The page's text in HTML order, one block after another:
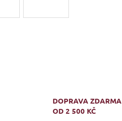
DOPRAVA ZDARMA
OD 2 500 KČ